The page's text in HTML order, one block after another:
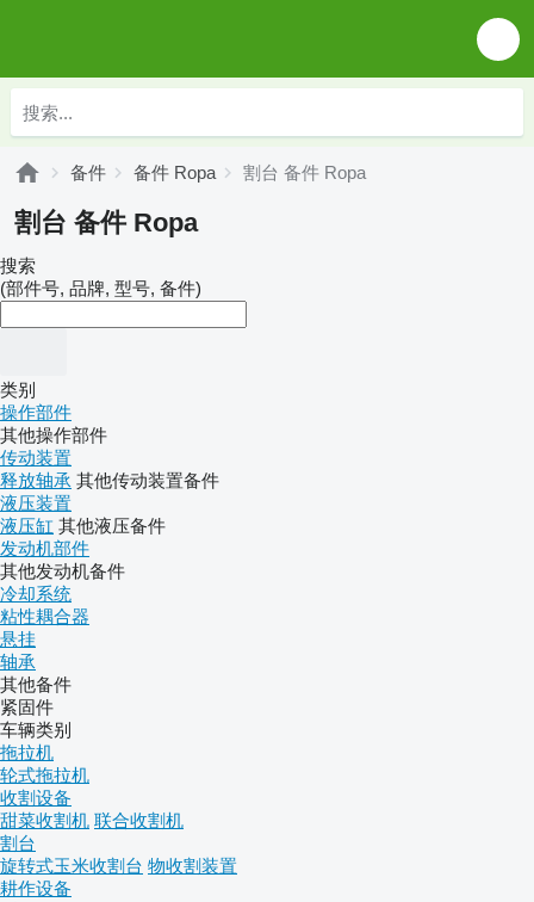
备件 备件 Ropa 割台 备件 Ropa
割台 备件 Ropa
搜索
(部件号, 品牌, 型号, 备件)
类别
操作部件
其他操作部件
传动装置
释放轴承 其他传动装置备件
液压装置
液压缸 其他液压备件
发动机部件
其他发动机备件
冷却系统
粘性耦合器
悬挂
轴承
其他备件
紧固件
车辆类别
拖拉机
轮式拖拉机
收割设备
甜菜收割机 联合收割机
割台
旋转式玉米收割台 物收割装置
耕作设备